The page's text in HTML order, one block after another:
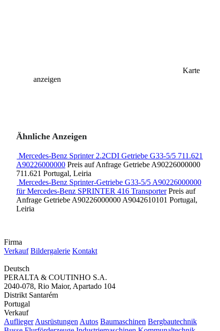
Karte
anzeigen
Ähnliche Anzeigen
Mercedes-Benz Sprinter 2.2CDI Getriebe G33-5/5 711.621
A90226000000 Preis auf Anfrage Getriebe A90226000000
711.621 Portugal, Leiria
Mercedes-Benz Sprinter-Getriebe G33-5/5 A90226000000
für Mercedes-Benz SPRINTER 416 Transporter Preis auf
Anfrage Getriebe A90226000000 A9042610101 Portugal,
Leiria
Firma
Verkauf Bildergalerie Kontakt
Deutsch
PERALTA & COUTINHO S.A.
2040-078, Rio Maior, Apartado 104
Distrikt Santarém
Portugal
Verkauf
Auflieger Ausrüstungen Autos Baumaschinen Bergbautechnik